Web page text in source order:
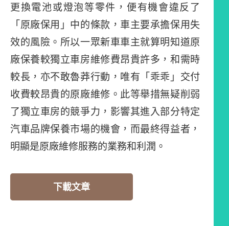
更換電池或燈泡等零件，便有機會違反了
「原廠保用」中的條款，車主要承擔保用失
效的風險。所以一眾新車車主就算明知道原
廠保養較獨立車房維修費昂貴許多，和需時
較長，亦不敢魯莽行動，唯有「乖乖」交付
收費較昂貴的原廠維修。此等舉措無疑削弱
了獨立車房的競爭力，影響其進入部分特定
汽車品牌保養市場的機會，而最終得益者，
明顯是原廠維修服務的業務和利潤。
下載文章